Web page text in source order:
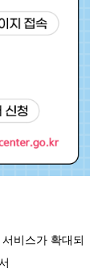
비스가 확대되